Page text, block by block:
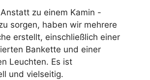
zu einem Kamin -
sorgen, haben wir mehrere
erstellt, einschließlich einer
Bankette und einer
Leuchten. Es ist
und vielseitig.